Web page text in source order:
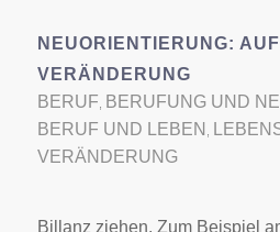
NEUORIENTIERUNG:
VERÄNDERUNG
BERUF BERUFUNG UND
BERUF UND LEBEN
VERÄNDERUNG
Billanz ziehen. Zum Beispiel